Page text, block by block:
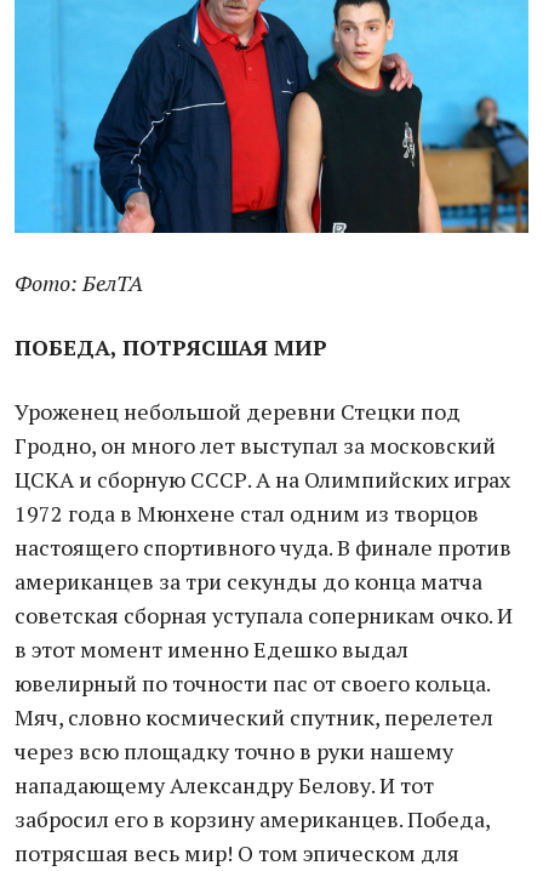
Фото: БелТА
ПОБЕДА, ПОТРЯСШАЯ МИР
Уроженец небольшой деревни Стецки под
Гродно, он много лет выступал за московский
ЦСКА и сборную СССР. А на Олимпийских играх
1972 года в Мюнхене стал одним из творцов
настоящего спортивного чуда. В финале против
американцев за три секунды до конца матча
советская сборная уступала соперникам очко. И
в этот момент именно Едешко выдал
ювелирный по точности пас от своего кольца.
Мяч, словно космический спутник, перелетел
через всю площадку точно в руки нашему
нападающему Александру Белову. И тот
забросил его в корзину американцев. Победа,
потрясшая весь мир! О том эпическом для